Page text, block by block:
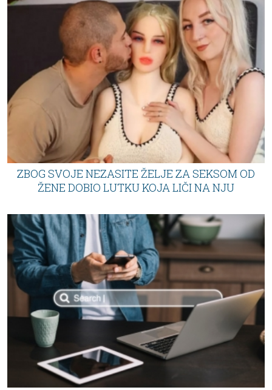
ZBOG SVOJE NEZASITE ŽELJE ZA SEKSOM OD
ŽENE DOBIO LUTKU KOJA LIČI NA NJU